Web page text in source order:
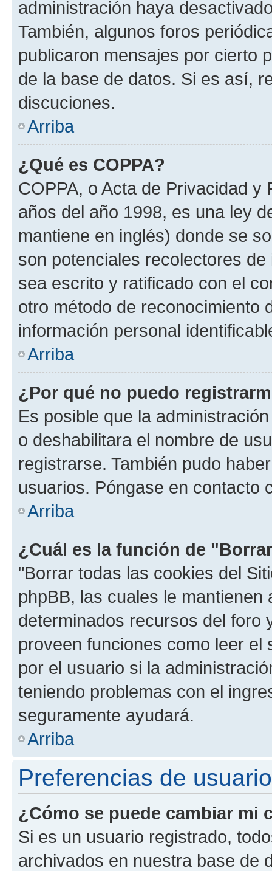
administración haya
También, algunos foros
publicaron mensajes por cierto
de la base de datos. Si es así,
discuciones.
Arriba
¿Qué es COPPA?
COPPA, o Acta de Privacidad
años del año 1998, es una ley
mantiene en inglés) donde se
son potenciales recolectores
sea escrito y ratificado con el
otro método de reconocimiento
información personal
Arriba
¿Por qué no puedo
Es posible que la
o deshabilitara el nombre de
registrarse. También pudo
usuarios. Póngase en contacto
Arriba
¿Cuál es la función de
"Borrar todas las cookies del
phpBB, las cuales le
determinados recursos del foro
proveen funciones como leer el
por el usuario si la
teniendo problemas con el
seguramente ayudará.
Arriba
Preferencias de
¿Cómo se puede cambiar mi
Si es un usuario registrado,
archivados en nuestra base de